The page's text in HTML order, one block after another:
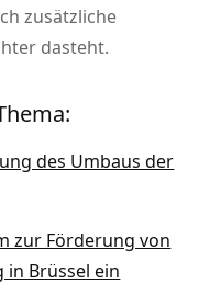
zusätzliche
dasteht.
des Umbaus der
zur Förderung von
Brüssel ein